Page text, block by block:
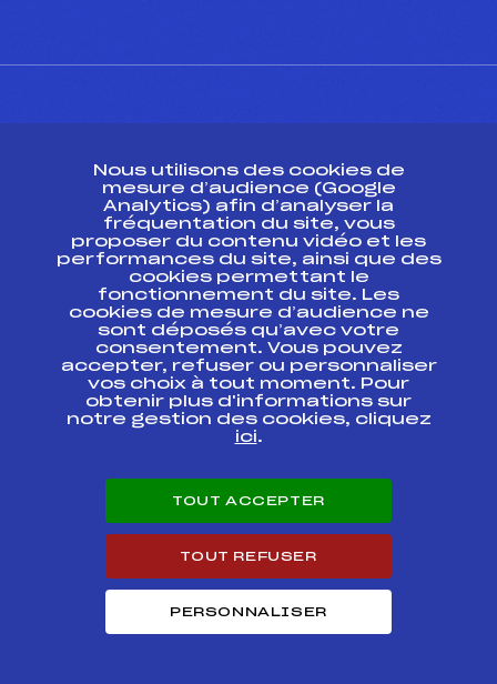
ESPACE PRESSE
Ressources
Pass’Neige
Projet sportif fédéral
Projet de performance fédéral
Antidopage
Pôle Développement, Formation, Suivi
Scientifique
Listes ministérielles
Informatique et chronométrage
Carrières
Développement des habiletés mentales
Nous utilisons des cookies de
mesure d’audience (Google
Analytics) afin d’analyser la
fréquentation du site, vous
proposer du contenu vidéo et les
performances du site, ainsi que des
cookies permettant le
fonctionnement du site. Les
cookies de mesure d’audience ne
sont déposés qu’avec votre
consentement. Vous pouvez
accepter, refuser ou personnaliser
vos choix à tout moment. Pour
obtenir plus d'informations sur
notre gestion des cookies, cliquez
ici.
TOUT ACCEPTER
TOUT REFUSER
PERSONNALISER